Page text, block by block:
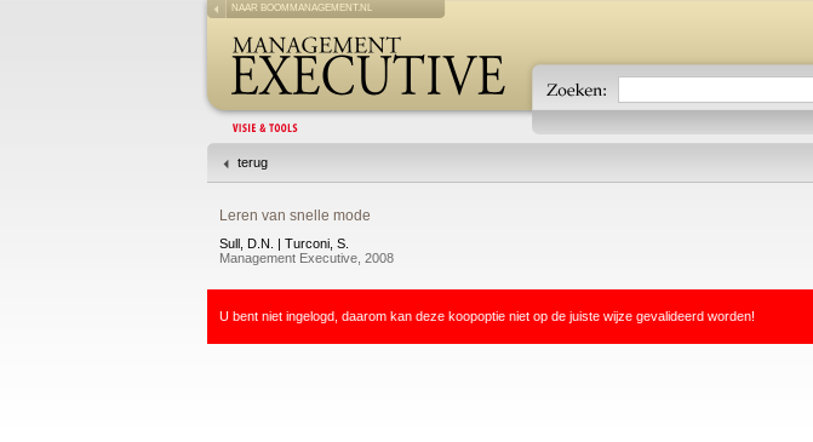
NAAR BOOMMANAGEMENT.NL
terug
Leren van snelle mode
Sull, D.N. | Turconi, S.
Management Executive, 2008
U bent niet ingelogd, daarom kan deze koopoptie niet op de juiste wijze gevalideerd worden!